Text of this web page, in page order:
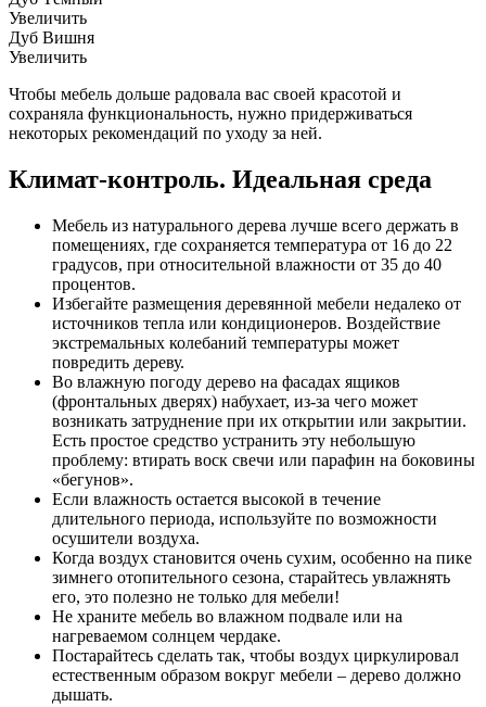
Увеличить
Дуб Вишня
Увеличить
Чтобы мебель дольше радовала вас своей красотой и
сохраняла функциональность, нужно придерживаться
некоторых рекомендаций по уходу за ней.
Климат-контроль. Идеальная среда
Мебель из натурального дерева лучше всего держать в
помещениях, где сохраняется температура от 16 до 22
градусов, при относительной влажности от 35 до 40
процентов.
Избегайте размещения деревянной мебели недалеко от
источников тепла или кондиционеров. Воздействие
экстремальных колебаний температуры может
повредить дереву.
Во влажную погоду дерево на фасадах ящиков
(фронтальных дверях) набухает, из-за чего может
возникать затруднение при их открытии или закрытии.
Есть простое средство устранить эту небольшую
проблему: втирать воск свечи или парафин на боковины
«бегунов».
Если влажность остается высокой в течение
длительного периода, используйте по возможности
осушители воздуха.
Когда воздух становится очень сухим, особенно на пике
зимнего отопительного сезона, старайтесь увлажнять
его, это полезно не только для мебели!
Не храните мебель во влажном подвале или на
нагреваемом солнцем чердаке.
Постарайтесь сделать так, чтобы воздух циркулировал
естественным образом вокруг мебели – дерево должно
дышать.